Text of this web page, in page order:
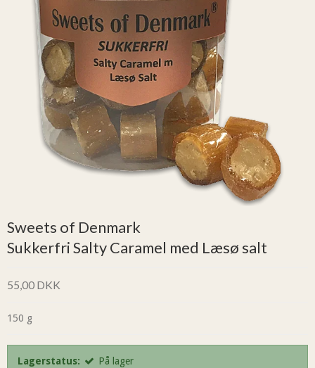
Sweets of Denmark
Sukkerfri Salty Caramel med Læsø salt
55,00 DKK
150 g
Lagerstatus: På lager